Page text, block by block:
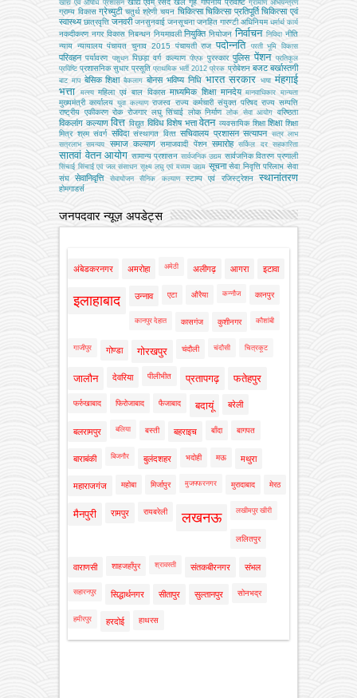
खाद्य एवं औषधि प्रशासन खाद्य एवम् रसद खेल गृह गोपनीय प्रविष्टि ग्रामीण अभियन्‍त्रण
ग्राम्य विकास ग्रेच्युटी चतुर्थ श्रेणी चयन चिकित्सा चिकित्सा प्रतिपूर्ति चिकित्‍सा एवं
स्वास्थ्य छात्रवृत्ति जनवरी जनसुनवाई जनसूचना जनहित गारण्टी अधिनियम धर्मार्थ कार्य
नकदीकरण नगर विकास निबन्‍धन नियमावली नियुक्ति नियोजन निर्वाचन निविदा नीति
न्याय न्यायालय पंचायत चुनाव 2015 पंचायती राज पदोन्नति परती भूमि विकास
परिवहन पर्यावरण पशुधन पिछड़ा वर्ग कल्‍याण पीएफ पुरस्कार पुलिस पेंशन
प्रतिकूल
प्रविष्टि प्रशासनिक सुधार प्रसूति प्राथमिक भर्ती 2012 प्रेरक प्रोबेशन बजट बर्खास्तगी
बाट माप बेसिक शिक्षा बैकलाग बोनस भविष्य निधि भारत सरकार भाषा मंहगाई
भत्ता
मत्‍स्‍य महिला एवं बाल विकास माध्यमिक शिक्षा मानदेय मानवाधिकार मान्यता
मुख्‍यमंत्री कार्यालय युवा कल्याण राजस्व राज्य कर्मचारी संयुक्त परिषद राज्य सम्पत्ति
राष्ट्रीय एकीकरण रोक रोजगार लघु सिंचाई लोक निर्माण लोक सेवा आयोग वरिष्ठता
विकलांग कल्याण वित्त विद्युत विविध विशेष भत्ता वेतन व्‍यवसायिक शिक्षा शिक्षा शिक्षा
मित्र श्रम संवर्ग संविदा संस्‍थागत वित्‍त सचिवालय प्रशासन सत्यापन सत्र लाभ
सत्रलाभ
समन्वय समाज कल्याण समाजवादी पेंशन समारोह सर्किल दर सहकारिता
सातवां वेतन आयोग सामान्य प्रशासन सार्वजनिक उद्यम सार्वजनिक वितरण प्रणाली
सिंचाई सिंचाई एवं जल संसाधन सूक्ष्म लघु एवं मध्यम उद्यम सूचना सेवा निवृत्ति परिलाभ सेवा
संघ
सेवानिवृत्ति सेवायोजन सैनिक कल्‍याण स्टाम्प एवं रजिस्ट्रेशन स्थानांतरण
होमगाडर्स
जनपदवार न्यूज़ अपडेट्स
अंबेडकरनगर अमरोहा अमेठी अलीगढ़ आगरा इटावा
इलाहाबाद उन्नाव एटा औरैया कन्नौज कानपुर
कानपुर देहात कासगंज कुशीनगर कौशांबी
गाजीपुर गोण्डा गोरखपुर चंदौली चंदौसी चित्रकूट
जालौन देवरिया पीलीभीत प्रतापगढ़ फतेहपुर
फर्रुखाबाद फिरोजाबाद फैजाबाद बदायूं बरेली
बलरामपुर बलिया बस्ती बहराइच बाँदा बागपत
बाराबंकी बिजनौर बुलंदशहर भदोही मऊ मथुरा
महाराजगंज महोबा मिर्जापुर मुजफ्फरनगर मुरादाबाद मेरठ
मैनपुरी रामपुर रायबरेली लखनऊ लखीमपुर खीरी
ललितपुर
वाराणसी शाहजहाँपुर श्रावस्ती संतकबीरनगर संभल
सहारनपुर सिद्धार्थनगर सीतापुर सुल्तानपुर सोनभद्र
हमीरपुर हरदोई हाथरस